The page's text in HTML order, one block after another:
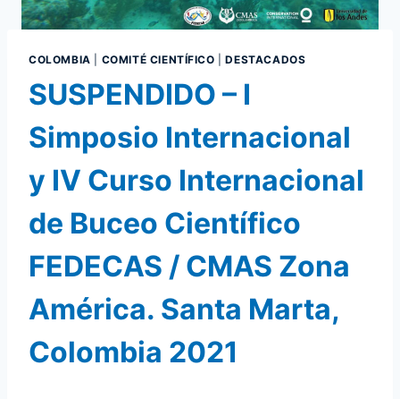
COLOMBIA COMITÉ CIENTÍFICO |DESTACADOS
SUSPENDIDO – I
Simposio Internacional
y IV Curso Internacional
de Buceo Científico
FEDECAS / CMAS Zona
América. Santa Marta,
Colombia 2021